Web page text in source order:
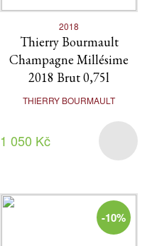
2018
Thierry Bourmault
Champagne Millésime
2018 Brut 0,75l
THIERRY BOURMAULT
1 050 Kč
-10%